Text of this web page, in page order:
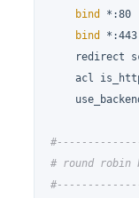
bind
*:80
bind
redirect
acl
# round robin